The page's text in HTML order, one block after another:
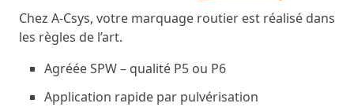
Chez A-Csys, votre marquage routier est réalisé dans
les règles de l’art.
Agréée SPW – qualité P5 ou P6
Application rapide par pulvérisation